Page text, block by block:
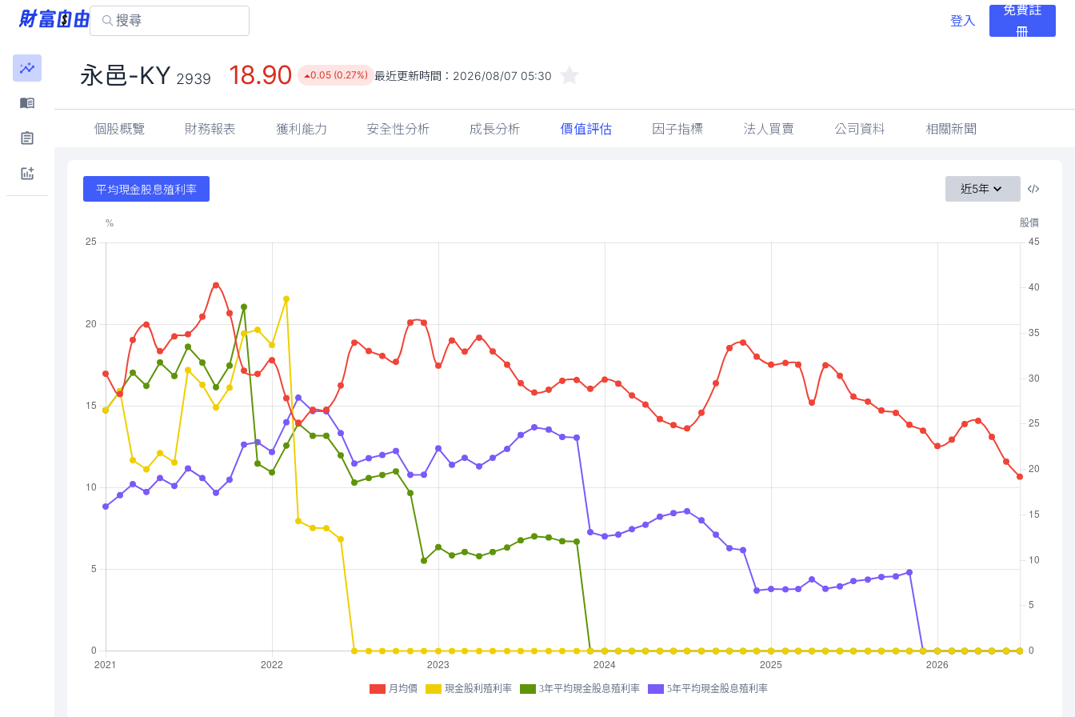
登入
免費註
冊
永邑-KY 2939 18.90 0.05 (0.27%) 最近更新時間： 2026/08/07 05:30
個股概覽 財務報表 獲利能力 安全性分析 成長分析 價值評估 因子指標 法人買賣 公司資料 相關新聞
平均現金股息殖利率 近5年
月均價 現金股利殖利率 3年平均現金股息殖利率 5年平均現金股息殖利率